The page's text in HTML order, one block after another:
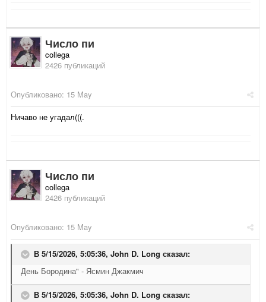
Число пи
collega
2426 публикаций
Опубликовано: 15 May
Ничаво не угадал(((.
Число пи
collega
2426 публикаций
Опубликовано: 15 May
В 5/15/2026, 5:05:36, John D. Long сказал:
День Бородина" - Ясмин Джакмич
В 5/15/2026, 5:05:36, John D. Long сказал: